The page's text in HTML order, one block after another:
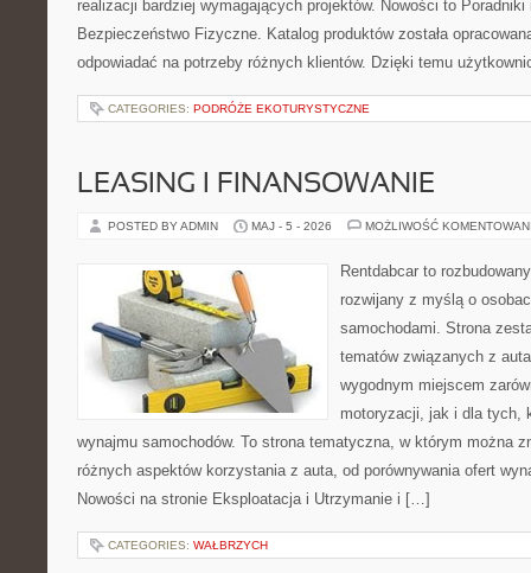
realizacji bardziej wymagających projektów. Nowości to
Bezpieczeństwo Fizyczne. Katalog produktów została
odpowiadać na potrzeby różnych klientów. Dzięki temu
CATEGORIES: PODRÓŻE EKOTURYSTYCZNE
LEASING I FINANSOWANIE
POSTED BY ADMIN MAJ - 5 - 2026 MOŻLIWOŚĆ
Rentdabcar to
rozwijany z myślą o
samochodami. Strona
tematów związanych z
wygodnym miejscem
motoryzacji, jak i dla tych,
wynajmu samochodów. To strona tematyczna, w którym można
różnych aspektów korzystania z auta, od porównywania ofert
Nowości na stronie Eksploatacja i Utrzymanie i […]
CATEGORIES: WAŁBRZYCH